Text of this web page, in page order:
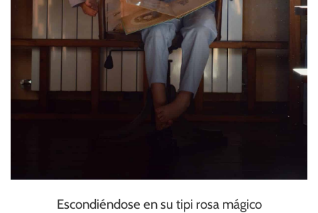
Escondiéndose en su tipi rosa mágico